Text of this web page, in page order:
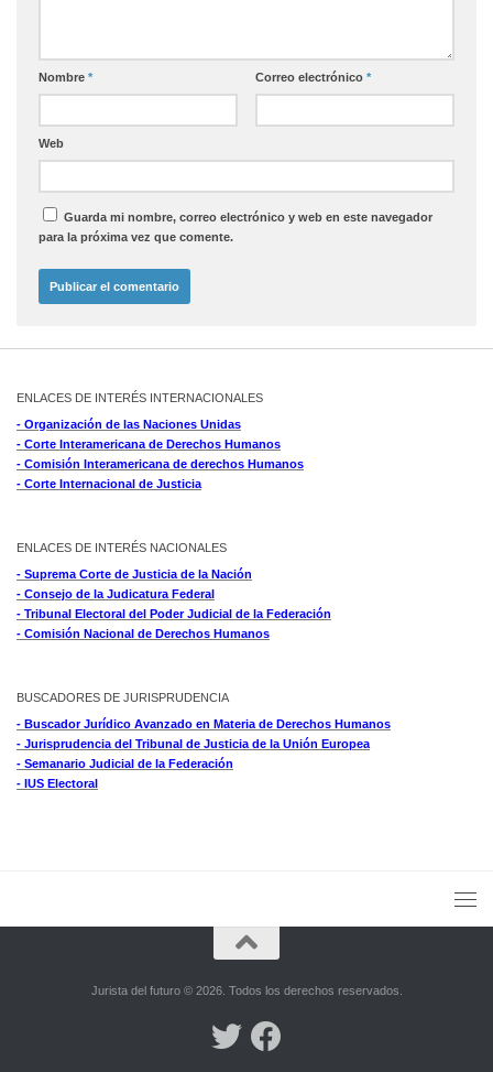
Nombre * Correo electrónico *
Web
Guarda mi nombre, correo electrónico y web en este navegador
para la próxima vez que comente.
ENLACES DE INTERÉS INTERNACIONALES
- Organización de las Naciones Unidas
- Corte Interamericana de Derechos Humanos
- Comisión Interamericana de derechos Humanos
- Corte Internacional de Justicia
ENLACES DE INTERÉS NACIONALES
- Suprema Corte de Justicia de la Nación
- Consejo de la Judicatura Federal
- Tribunal Electoral del Poder Judicial de la Federación
- Comisión Nacional de Derechos Humanos
BUSCADORES DE JURISPRUDENCIA
- Buscador Jurídico Avanzado en Materia de Derechos Humanos
- Jurisprudencia del Tribunal de Justicia de la Unión Europea
- Semanario Judicial de la Federación
- IUS Electoral
Jurista del futuro © 2026. Todos los derechos reservados.